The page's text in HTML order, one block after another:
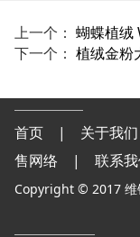
上一个： 蝴蝶植绒
下一个： 植绒金粉
首页| 关于我们
售网络 | 联系
Copyright © 2017 维